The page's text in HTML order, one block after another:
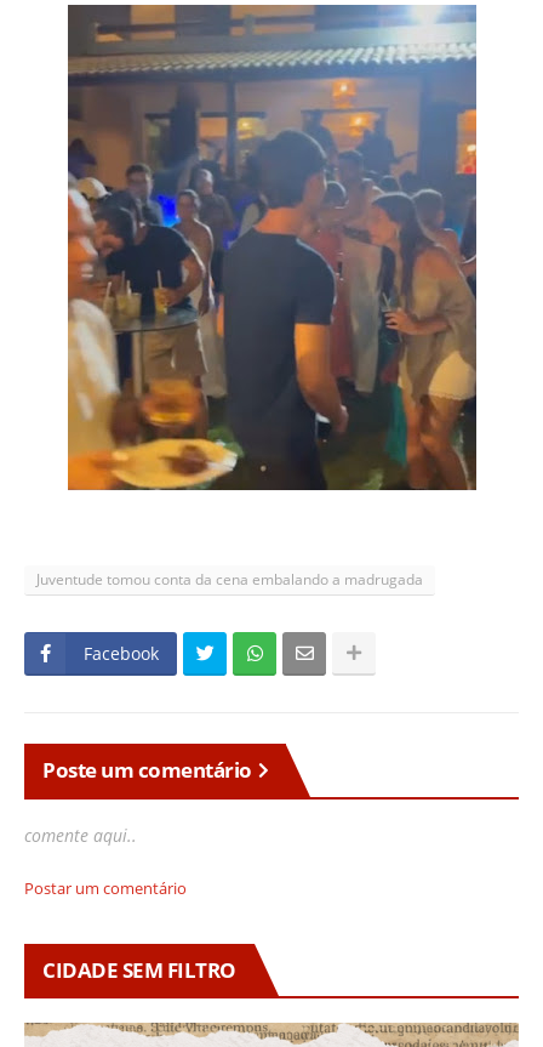
Juventude tomou conta da cena embalando a madrugada
Facebook
Poste um comentário
comente aqui..
Postar um comentário
CIDADE SEM FILTRO